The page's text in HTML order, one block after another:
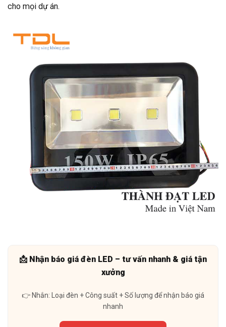
cho mọi dự án.
📩 Nhận báo giá đèn LED – tư vấn nhanh & giá tận
xưởng
👉 Nhắn: Loại đèn + Công suất + Số lượng để nhận báo giá
nhanh